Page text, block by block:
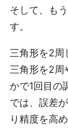
そして、も
す。
三角形を2周
三角形を2周
かで1回目の
では、誤差
り精度を高